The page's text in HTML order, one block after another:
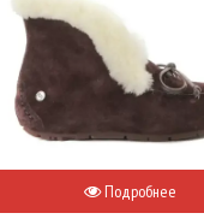
Подробнее